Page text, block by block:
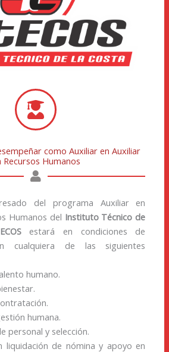
como Auxiliar en Auxiliar
Recursos Humanos
del programa Auxiliar en
Humanos del Instituto Técnico de
estará en condiciones de
cualquiera de las siguientes
humano.
humana.
personal y selección.
liquidación de nómina y apoyo en